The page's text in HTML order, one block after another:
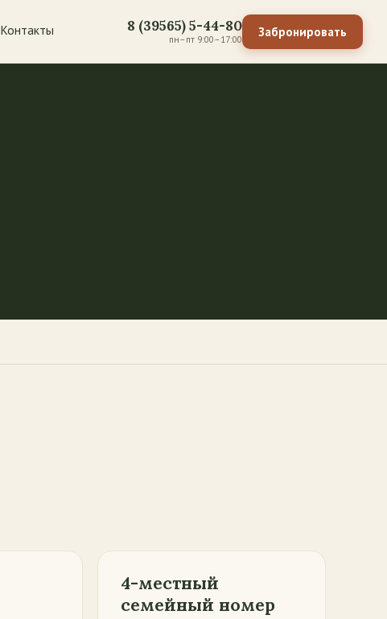
Контакты 8 (39565) 5-44-80
пн–пт 9:00–17:00 Забронировать
4-местный
семейный номер